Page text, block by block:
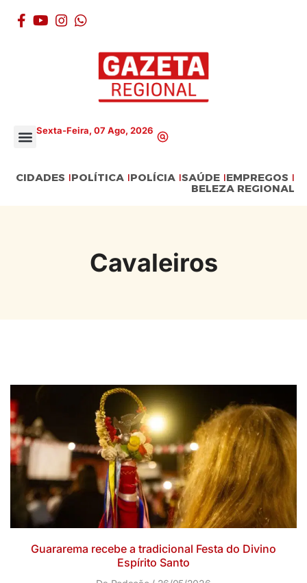
Sexta-Feira, 07 Ago, 2026
CIDADES POLÍTICA POLÍCIA SAÚDE EMPREGOS
BELEZA REGIONAL
Cavaleiros
Guararema recebe a tradicional Festa do Divino
Espírito Santo